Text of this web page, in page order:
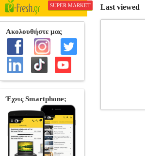
SUPER MARKET Last viewed